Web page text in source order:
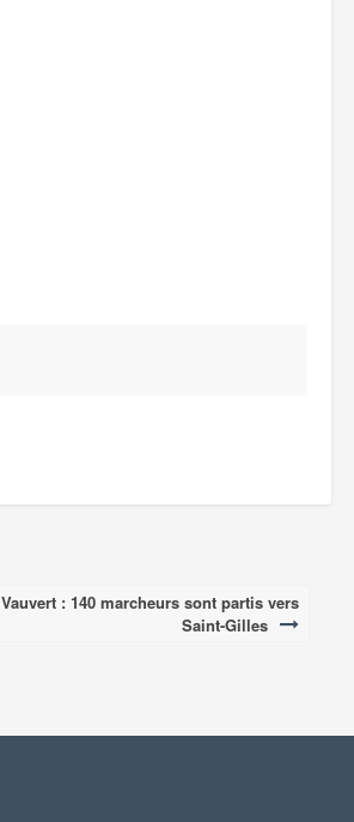
Vauvert : 140 marcheurs sont partis vers
Saint-Gilles